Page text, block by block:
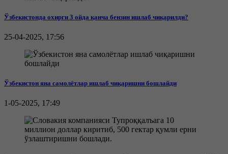
Ўзбекистонда охирги 3 ойда қанча бензин ишлаб чиқарилди?
25-04-2025, 17:56
Ўзбекистон яна самолётлар ишлаб чиқаришни бошлайди
1-05-2025, 17:49